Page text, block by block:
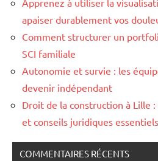
apaiser durablement vos
Comment structurer un
SCI familiale
Autonomie et survie : les
devenir indépendant
Droit de la construction à Lille
et conseils juridiques essentiels
COMMENTAIRES RÉCENTS